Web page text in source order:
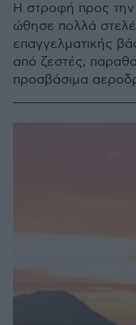
Η στροφή προς την
ώθησε πολλά
επαγγελματικής
από ζεστές,
προσβάσιμα